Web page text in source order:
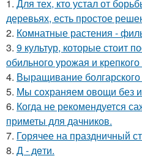
1. Для тех, кто устал от
деревьях, есть простое
2. Комнатные растения -
3. 9 культур, которые стоит
обильного урожая и
4. Выращивание
5. Мы сохраняем овощи без
6. Когда не рекомендуется
приметы для дачников.
7. Горячее на праздничный
8. Д - дeти.